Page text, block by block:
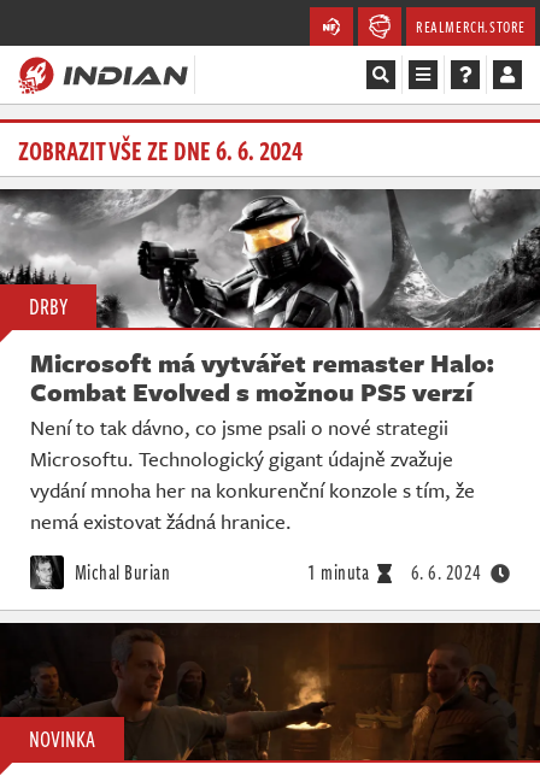
REALMERCH.STORE
Magazín
Recenze
Videa
Soutěže
Databáze
Komunita
Redakce
Živě
ZOBRAZIT VŠE ZE DNE 6. 6. 2024
DRBY
Microsoft má vytvářet remaster Halo:
Combat Evolved s možnou PS5 verzí
Není to tak dávno, co jsme psali o nové strategii
Microsoftu. Technologický gigant údajně zvažuje
vydání mnoha her na konkurenční konzole s tím, že
nemá existovat žádná hranice.
Michal Burian 1 minuta 6. 6. 2024
NOVINKA